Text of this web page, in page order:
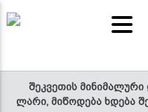
შეკვეთის
ლარი, მიწოდება ხდება
and